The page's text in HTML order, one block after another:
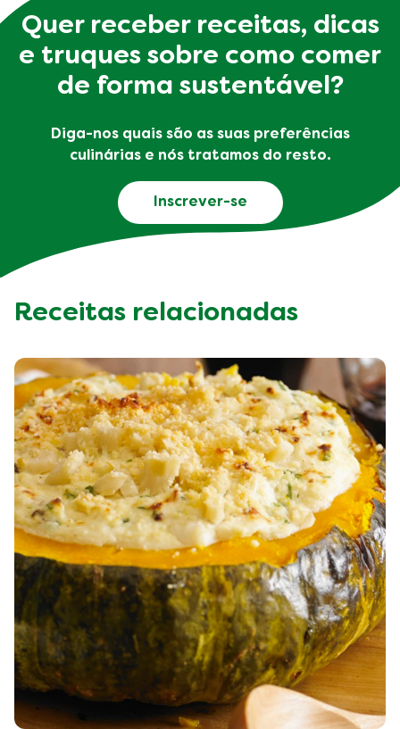
Quer receber receitas, dicas
e truques sobre como comer
de forma sustentável?
Diga-nos quais são as suas preferências
culinárias e nós tratamos do resto.
Inscrever-se
Receitas relacionadas